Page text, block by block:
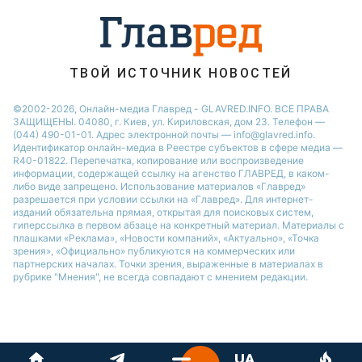
ТВОЙ ИСТОЧНИК НОВОСТЕЙ
©2002-2026, Онлайн-медиа Главред - GLAVRED.INFO. ВСЕ ПРАВА
ЗАЩИЩЕНЫ. 04080, г. Киев, ул. Кириловская, дом 23. Телефон —
(044) 490-01-01. Адрес электронной почты — info@glavred.info.
Идентификатор онлайн-медиа в Реестре cубъектов в сфере медиа —
R40-01822. Перепечатка, копирование или воспроизведение
информации, содержащей ссылку на агенство ГЛАВРЕД, в каком-
либо виде запрещено. Использование материалов «Главред»
разрешается при условии ссылки на «Главред». Для интернет-
изданий обязательна прямая, открытая для поисковых систем,
гиперссылка в первом абзаце на конкретный материал. Материалы с
плашками «Реклама», «Новости компаний», «Актуально», «Точка
зрения», «Официально» публикуются на коммерческих или
партнерских началах. Точки зрения, выраженные в материалах в
рубрике "Мнения", не всегда совпадают с мнением редакции.